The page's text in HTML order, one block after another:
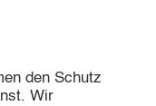
den Schutz
Wir